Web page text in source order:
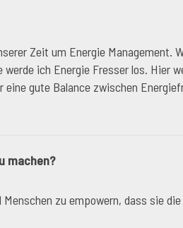
Zeit um Energie Management.
ich Energie Fresser los. Hier
gute Balance zwischen
machen?
zu empowern, dass sie